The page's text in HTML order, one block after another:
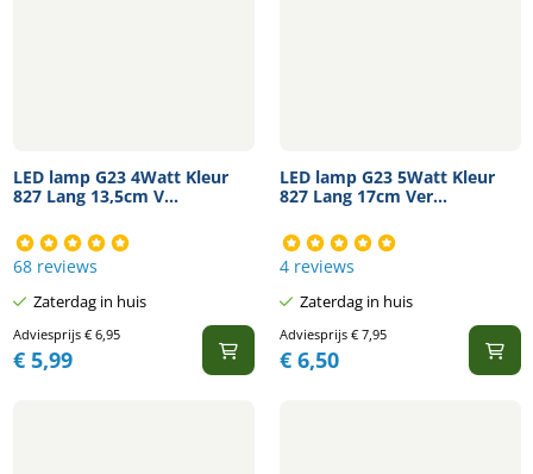
LED lamp G23 4Watt Kleur
827 Lang 13,5cm V...
68 reviews
Zaterdag in huis
Adviesprijs €6,95
€5,99
LED lamp G23 5Watt Kleur
827 Lang 17cm Ver...
4 reviews
Zaterdag in huis
Adviesprijs €7,95
€6,50